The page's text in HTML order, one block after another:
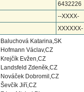
6432226
--XXXX-
XXXXXX-
Baluchová Katarina,SK
Hofmann Václav,CZ
Krejčík Evžen,CZ
Landsfeld Zdeněk,CZ
Nováček Dobromil,CZ
Ševčík Jiří,CZ